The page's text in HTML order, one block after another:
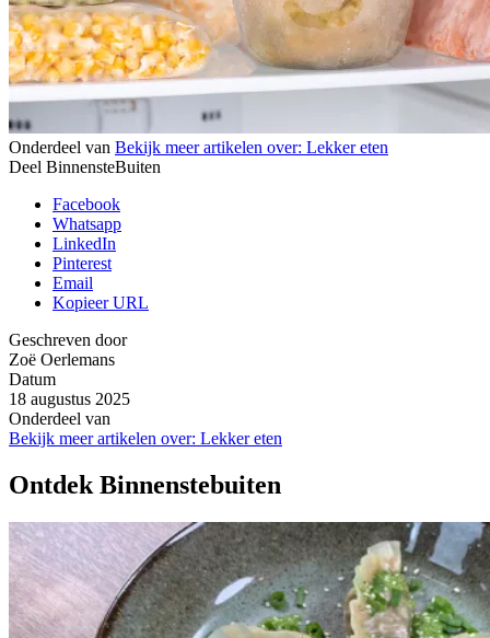
Onderdeel van Bekijk meer artikelen over: Lekker eten
Deel BinnensteBuiten
Facebook
Whatsapp
LinkedIn
Pinterest
Email
Kopieer URL
Geschreven door
Zoë Oerlemans
Datum
18 augustus 2025
Onderdeel van
Bekijk meer artikelen over: Lekker eten
Ontdek Binnenstebuiten